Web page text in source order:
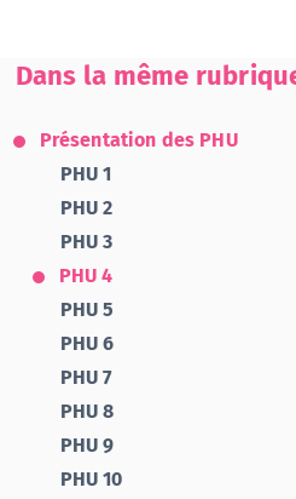
Dans la même
Présentation des PHU
PHU 1
PHU 2
PHU 3
PHU 4
PHU 5
PHU 6
PHU 7
PHU 8
PHU 9
PHU 10